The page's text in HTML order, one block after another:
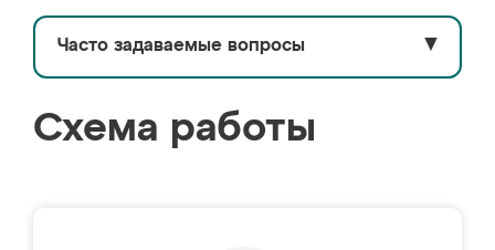
Часто задаваемые вопросы ▼
Схема работы